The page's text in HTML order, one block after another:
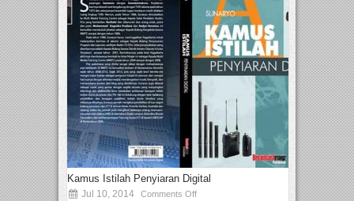
Kamus Istilah Penyiaran Digital
Jul 10, 2014 Comments Off